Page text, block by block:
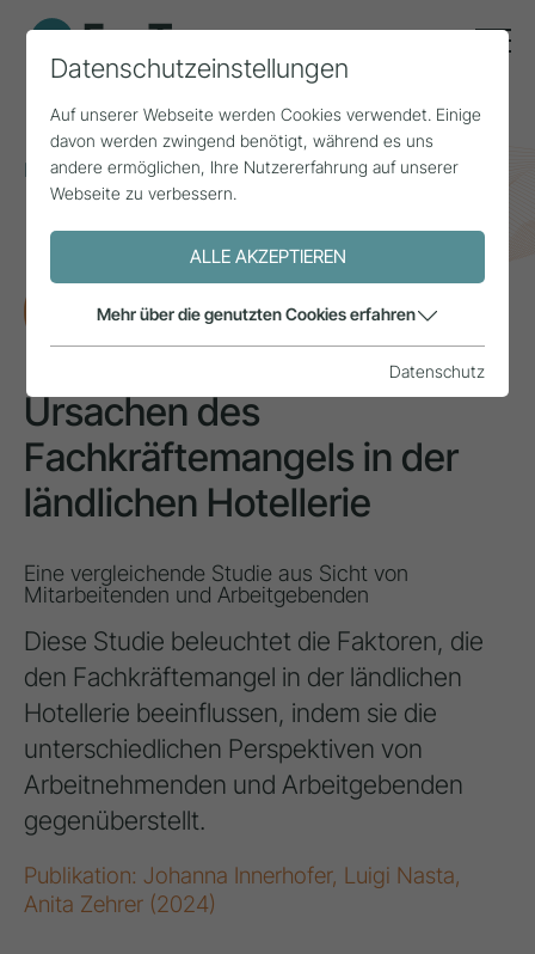
Home Themen
Arbeitskräfte
Ursachen des Fachkräftemangels in der ländlichen
Hotellerie
FORSCHUNG
Ursachen des
Fachkräftemangels in der
ländlichen Hotellerie
Eine vergleichende Studie aus Sicht von
Mitarbeitenden und Arbeitgebenden
Diese Studie beleuchtet die Faktoren, die
den Fachkräftemangel in der ländlichen
Hotellerie beeinflussen, indem sie die
unterschiedlichen Perspektiven von
Arbeitnehmenden und Arbeitgebenden
gegenüberstellt.
Publikation: Johanna Innerhofer, Luigi Nasta,
Anita Zehrer (2024)
Datenschutzeinstellungen
Auf unserer Webseite werden Cookies verwendet. Einige
davon werden zwingend benötigt, während es uns
andere ermöglichen, Ihre Nutzererfahrung auf unserer
Webseite zu verbessern.
ALLE AKZEPTIEREN
Mehr über die genutzten Cookies erfahren
Datenschutz